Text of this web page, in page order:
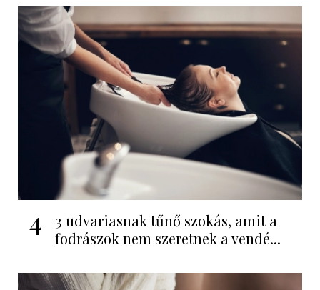
4
3 udvariasnak tűnő szokás, amit a
fodrászok nem szeretnek a vendé...